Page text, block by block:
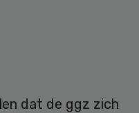
dat de ggz zich